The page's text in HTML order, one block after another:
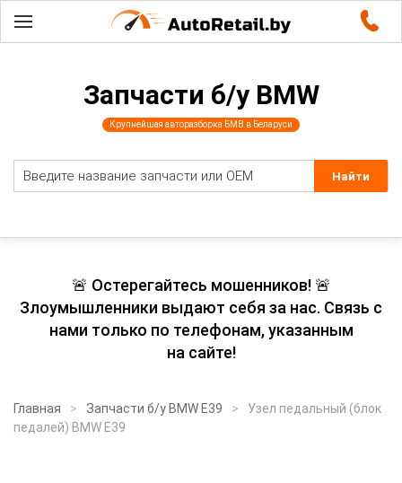
Запчасти б/у BMW
Крупнейшая авторазборка БМВ в Беларуси
🚨 Остерегайтесь мошенников! 🚨
Злоумышленники выдают себя за нас. Связь с
нами только по телефонам, указанным
на сайте!
Главная Запчасти б/у BMW E39
Узел педальный (блок
педалей) BMW E39